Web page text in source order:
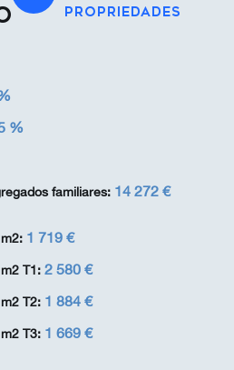
PROPRIEDADES
%
familiares: 14 272 €
1 719 €
T1: 2 580 €
T2: 1 884 €
T3: 1 669 €